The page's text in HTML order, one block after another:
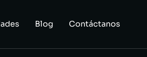
Blog Contáctanos